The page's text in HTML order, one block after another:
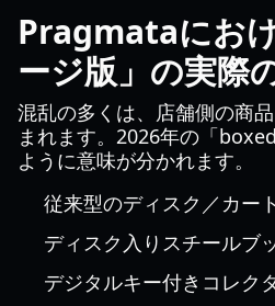
Pragmataにお
ージ版」の実際
混乱の多くは、店舗側の商
まれます。2026年の「
ように意味が分かれます。
従来型のディスク／カー
ディスク入りスチールブ
デジタルキー付きコレク